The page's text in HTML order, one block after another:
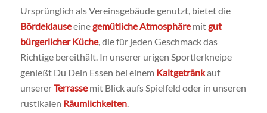
Ursprünglich als Vereinsgebäude genutzt, bietet die
Bördeklauseeinegemütliche Atmosphäremitgut
bürgerlicher Küche, die für jeden Geschmack das
Richtige bereithält. In unserer urigen Sportlerkneipe
genießt Du Dein Essen bei einem Kaltgetränkauf
unsererTerrassemit Blick aufs Spielfeld oder in unseren
rustikalen Räumlichkeiten.